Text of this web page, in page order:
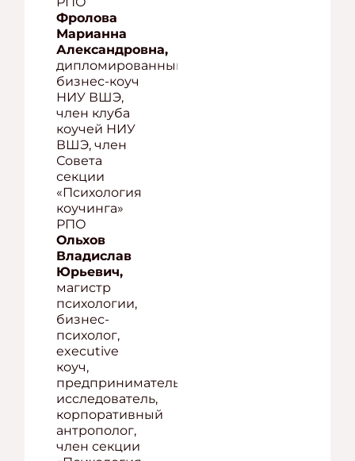
Фролова
Марианна
Александровна,
дипломированный
бизнес-коуч
НИУ ВШЭ,
член клуба
коучей НИУ
ВШЭ, член
Совета
секции
«Психология
коучинга»
РПО
Ольхов
Владислав
Юрьевич,
магистр
психологии,
бизнес-
психолог,
executive
коуч,
предприниматель,
исследователь,
корпоративный
антрополог,
член секции